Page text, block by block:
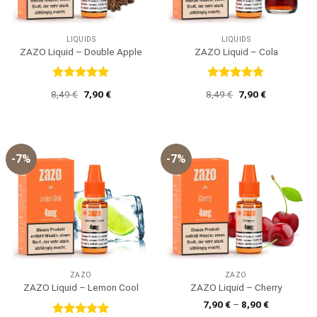
LIQUIDS
ZAZO Liquid – Double Apple
Bewertet
mit 5 von
8,49€ Ursprünglicher
Preis
7,90€Aktueller
LIQUIDS
ZAZO Liquid – Cola
Bewertet
mit 5 von
8,49€ Ursprünglicher
Preis
7,90€Aktueller
-7%
ZAZO
ZAZO Liquid – Lemon Cool
-7%
ZAZO
ZAZO Liquid – Cherry
7,90€ – 8,90€